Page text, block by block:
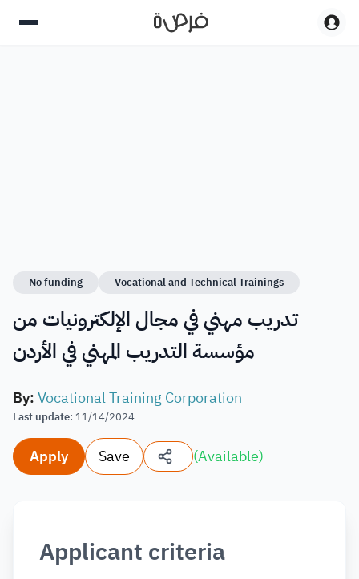
No funding Vocational and Technical Trainings
تدريب مهني في مجال الإلكترونيات من
مؤسسة التدريب المهني في الأردن
By:Vocational Training Corporation
Last update: 11/14/2024
Apply Save (Available)
Applicant criteria